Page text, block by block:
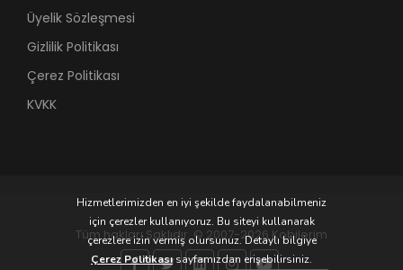
Üyelik Sözleşmesi
Gizlilik Politikası
Çerez Politikası
KVKK
Tüm hakları Saklıdır. © 2007-2026 Kobilerim
Hizmetlerimizden en iyi şekilde faydalanabilmeniz
için çerezler kullanıyoruz. Bu siteyi kullanarak
çerezlere izin vermiş olursunuz. Detaylı bilgiye
Çerez Politikasısayfamızdan erişebilirsiniz.